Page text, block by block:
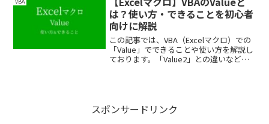
は？使い方・できることを初心者
向けに解説
この記事では、VBA（Excelマクロ）での
「Value」でできることや使い方を解説し
ております。「Value2」との違いなどを
スポンサードリンク